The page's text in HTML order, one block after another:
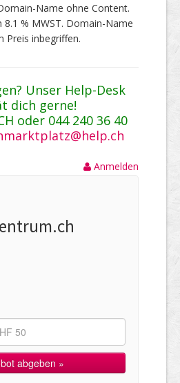
Name ohne Content.
8.1 % MWST. Domain-Name
Preis inbegriffen.
Unser Help-Desk
dich gerne!
oder 044 240 36 40
Anmelden